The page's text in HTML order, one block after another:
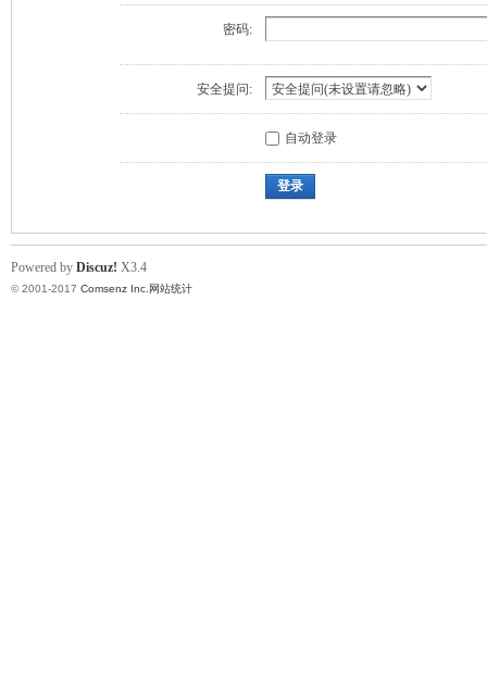
密码:
安全提问:
自动登录
登录
Powered by Discuz! X3.4
© 2001-2017 Comsenz Inc. 网站统计